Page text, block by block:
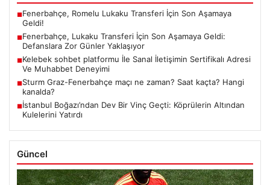
■Fenerbahçe, Romelu Lukaku Transferi İçin Son Aşamaya
Geldi!
■Fenerbahçe, Lukaku Transferi İçin Son Aşamaya Geldi:
Defanslara Zor Günler Yaklaşıyor
■Kelebek sohbet platformu İle Sanal İletişimin Sertifikalı Adresi
Ve Muhabbet Deneyimi
■Sturm Graz-Fenerbahçe maçı ne zaman? Saat kaçta? Hangi
kanalda?
■İstanbul Boğazı’ndan Dev Bir Vinç Geçti: Köprülerin Altından
Kulelerini Yatırdı
Güncel